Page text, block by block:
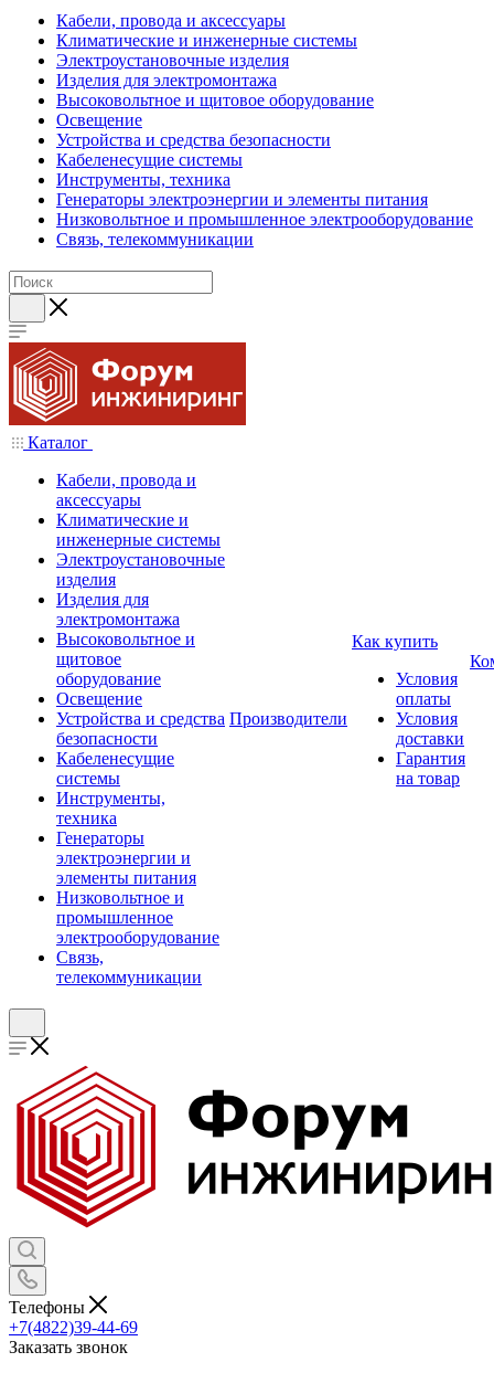
Кабели, провода и аксессуары
Климатические и инженерные системы
Электроустановочные изделия
Изделия для электромонтажа
Высоковольтное и щитовое оборудование
Освещение
Устройства и средства безопасности
Кабеленесущие системы
Инструменты, техника
Генераторы электроэнергии и элементы питания
Низковольтное и промышленное электрооборудование
Связь, телекоммуникации
Каталог
Кабели, провода и
аксессуары
Климатические и
инженерные системы
Электроустановочные
изделия
Изделия для
электромонтажа
Высоковольтное и
щитовое
оборудование
Освещение
Устройства и средства
безопасности
Кабеленесущие
системы
Инструменты,
техника
Генераторы
электроэнергии и
элементы питания
Низковольтное и
промышленное
электрооборудование
Связь,
телекоммуникации
Производители
Как купить
Условия
оплаты
Условия
доставки
Гарантия
на товар
Телефоны
+7(4822)39-44-69
Заказать звонок